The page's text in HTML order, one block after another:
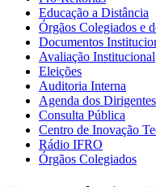
Educação a Distância
Órgãos Colegiados e
Documentos
Avaliação Institucional
Eleições
Auditoria Interna
Agenda dos Dirigentes
Consulta Pública
Centro de Inovação
Rádio IFRO
Órgãos Colegiados